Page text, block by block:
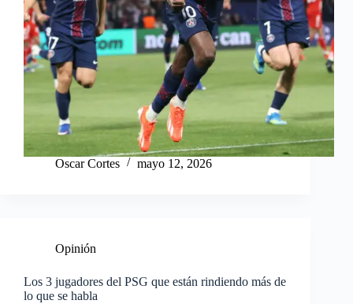
Oscar Cortes mayo 12, 2026
Opinión
Los 3 jugadores del PSG que están rindiendo más de
lo que se habla